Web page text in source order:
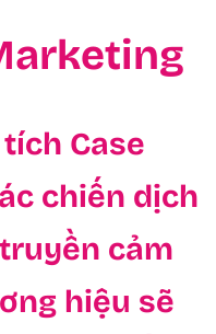
Case
chiến dịch
cảm
hiệu sẽ